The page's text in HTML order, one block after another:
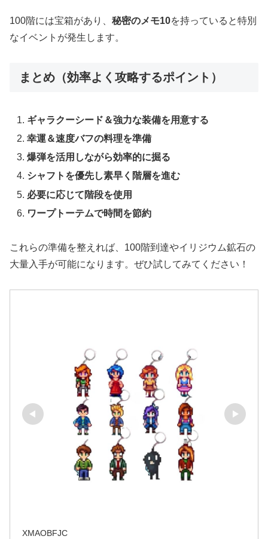
100階には宝箱があり、 秘密のメモ10を持っていると特別
なイベントが発生します。
まとめ（効率よく攻略するポイント）
ギャラクーシード＆強力な装備を用意する
幸運＆速度バフの料理を準備
爆弾を活用しながら効率的に掘る
シャフトを優先し素早く階層を進む
必要に応じて階段を使用
ワープトーテムで時間を節約
これらの準備を整えれば、100階到達やイリジウム鉱石の
大量入手が可能になります。ぜひ試してみてください！
XMAOBFJC